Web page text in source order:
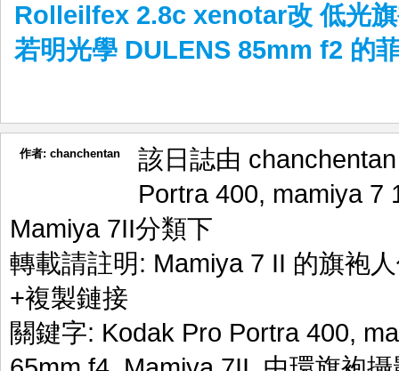
Rolleilfex 2.8c xenotar改 低光
若明光學 DULENS 85mm f2 的
作者: chanchentan
該日誌由
Portra 400, mamiya 7
Mamiya 7II分類下
轉載請註明: Mamiya 7 II 的旗袍
+複製鏈接
關鍵字: Kodak Pro Portra 400,